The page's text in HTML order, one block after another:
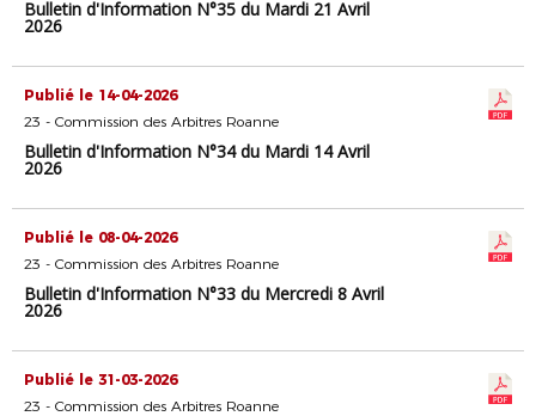
Bulletin d'Information N°35 du Mardi 21 Avril
2026
Publié le 14-04-2026
23 - Commission des Arbitres Roanne
Bulletin d'Information N°34 du Mardi 14 Avril
2026
Publié le 08-04-2026
23 - Commission des Arbitres Roanne
Bulletin d'Information N°33 du Mercredi 8 Avril
2026
Publié le 31-03-2026
23 - Commission des Arbitres Roanne